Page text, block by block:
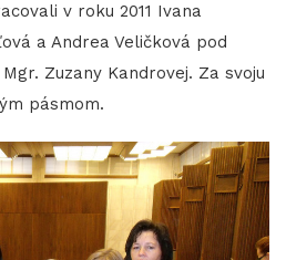
v roku 2011 Ivana
a Andrea Veličková pod
Zuzany Kandrovej. Za svoju
pásmom.